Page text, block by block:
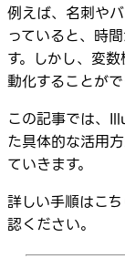
例えば、名刺や
っていると、時
す。しかし、変
動化することがで
この記事では、
た具体的な活用
ていきます。
詳しい手順はこ
認ください。